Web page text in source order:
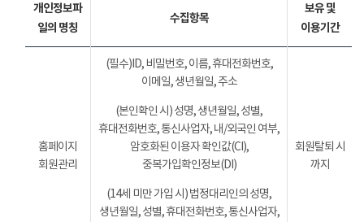
개인정보파
일의 명칭
수집항목
보유 및
이용기간
홈페이지
회원관리
(필수)ID, 비밀번호, 이름, 휴대전화번호,
이메일, 생년월일, 주소
(본인확인 시) 성명, 생년월일, 성별,
휴대전화번호, 통신사업자, 내/외국인 여부,
암호화된 이용자 확인값(CI),
중복가입확인정보(DI)
(14세 미만 가입 시) 법정대리인의 성명,
생년월일, 성별, 휴대전화번호, 통신사업자,
회원탈퇴 시
까지